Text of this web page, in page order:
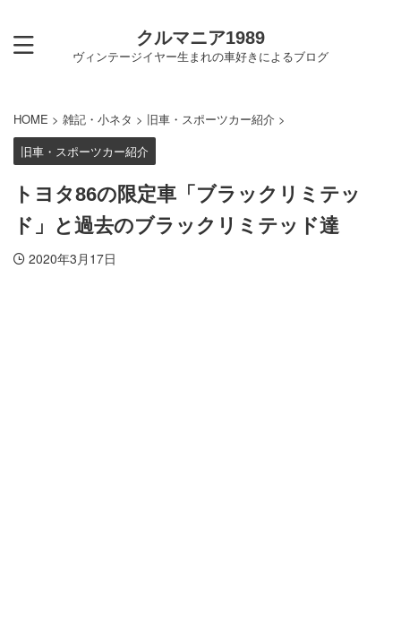
クルマニア1989
ヴィンテージイヤー生まれの車好きによるブログ
HOME > 雑記・小ネタ > 旧車・スポーツカー紹介 >
旧車・スポーツカー紹介
トヨタ86の限定車「ブラックリミテッ
ド」と過去のブラックリミテッド達
2020年3月17日